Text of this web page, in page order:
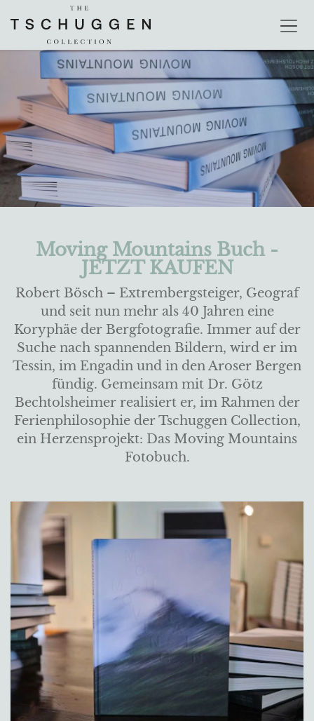
Moving Mountains Buch -
JETZT KAUFEN
Robert Bösch – Extrembergsteiger, Geograf
und seit nun mehr als 40 Jahren eine
Koryphäe der Bergfotografie. Immer auf der
Suche nach spannenden Bildern, wird er im
Tessin, im Engadin und in den Aroser Bergen
fündig. Gemeinsam mit Dr. Götz
Bechtolsheimer realisiert er, im Rahmen der
Ferienphilosophie der Tschuggen Collection,
ein Herzensprojekt: Das Moving Mountains
Fotobuch.